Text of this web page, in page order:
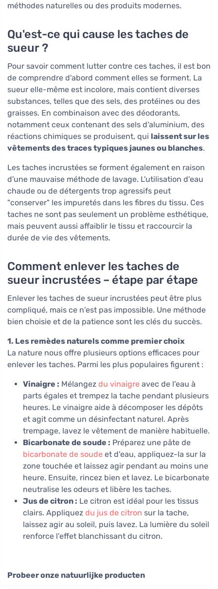
méthodes naturelles ou des produits modernes.
Qu'est-ce qui cause les taches de
sueur ?
Pour savoir comment lutter contre ces taches, il est bon
de comprendre d'abord comment elles se forment. La
sueur elle-même est incolore, mais contient diverses
substances, telles que des sels, des protéines ou des
graisses. En combinaison avec des déodorants,
notamment ceux contenant des sels d'aluminium, des
réactions chimiques se produisent, qui laissent sur les
vêtements des traces typiques jaunes ou blanches.
Les taches incrustées se forment également en raison
d'une mauvaise méthode de lavage. L'utilisation d'eau
chaude ou de détergents trop agressifs peut
"conserver" les impuretés dans les fibres du tissu. Ces
taches ne sont pas seulement un problème esthétique,
mais peuvent aussi affaiblir le tissu et raccourcir la
durée de vie des vêtements.
Comment enlever les taches de
sueur incrustées – étape par étape
Enlever les taches de sueur incrustées peut être plus
compliqué, mais ce n'est pas impossible. Une méthode
bien choisie et de la patience sont les clés du succès.
1. Les remèdes naturels comme premier choix
La nature nous offre plusieurs options efficaces pour
enlever les taches. Parmi les plus populaires figurent :
Vinaigre : Mélangez du vinaigre avec de l'eau à
parts égales et trempez la tache pendant plusieurs
heures. Le vinaigre aide à décomposer les dépôts
et agit comme un désinfectant naturel. Après
trempage, lavez le vêtement de manière habituelle.
Bicarbonate de soude : Préparez une pâte de
bicarbonate de soude et d'eau, appliquez-la sur la
zone touchée et laissez agir pendant au moins une
heure. Ensuite, rincez bien et lavez. Le bicarbonate
neutralise les odeurs et libère les taches.
Jus de citron : Le citron est idéal pour les tissus
clairs. Appliquez du jus de citron sur la tache,
laissez agir au soleil, puis lavez. La lumière du soleil
renforce l'effet blanchissant du citron.
Probeer onze natuurlijke producten